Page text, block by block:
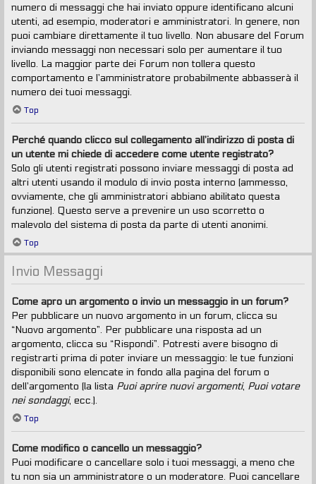
numero di messaggi che hai inviato oppure identificano alcuni
utenti, ad esempio, moderatori e amministratori. In genere, non
puoi cambiare direttamente il tuo livello. Non abusare del Forum
inviando messaggi non necessari solo per aumentare il tuo
livello. La maggior parte dei Forum non tollera questo
comportamento e l’amministratore probabilmente abbasserà il
numero dei tuoi messaggi.
Top
Perché quando clicco sul collegamento all’indirizzo di posta di
un utente mi chiede di accedere come utente registrato?
Solo gli utenti registrati possono inviare messaggi di posta ad
altri utenti usando il modulo di invio posta interno (ammesso,
ovviamente, che gli amministratori abbiano abilitato questa
funzione). Questo serve a prevenire un uso scorretto o
malevolo del sistema di posta da parte di utenti anonimi.
Top
Invio Messaggi
Come apro un argomento o invio un messaggio in un forum?
Per pubblicare un nuovo argomento in un forum, clicca su
“Nuovo argomento”. Per pubblicare una risposta ad un
argomento, clicca su “Rispondi”. Potresti avere bisogno di
registrarti prima di poter inviare un messaggio: le tue funzioni
disponibili sono elencate in fondo alla pagina del forum o
dell’argomento (la lista Puoi aprire nuovi argomenti, Puoi votare
nei sondaggi, ecc.).
Top
Come modifico o cancello un messaggio?
Puoi modificare o cancellare solo i tuoi messaggi, a meno che
tu non sia un amministratore o un moderatore. Puoi cancellare